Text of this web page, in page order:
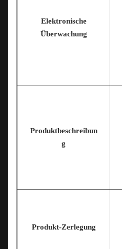
Elektronische
Überwachung
Produktbeschreibun
g
Produkt-Zerlegung